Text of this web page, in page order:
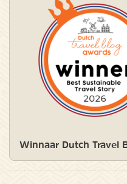
Winnaar Dutch Travel